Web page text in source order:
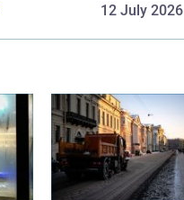
12 July 2026